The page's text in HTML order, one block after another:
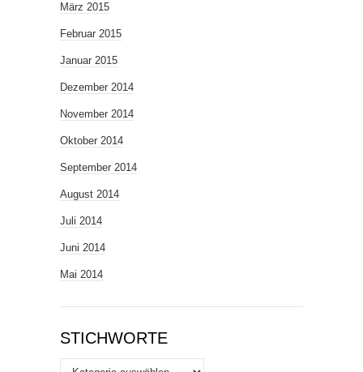
März 2015
Februar 2015
Januar 2015
Dezember 2014
November 2014
Oktober 2014
September 2014
August 2014
Juli 2014
Juni 2014
Mai 2014
STICHWORTE
Stichworte